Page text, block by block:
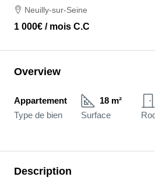
Neuilly-sur-Seine
1 000€ / mois C.C
Overview
Appartement
Type de bien
18 m²
Surface
Description